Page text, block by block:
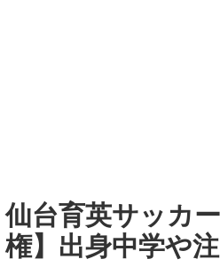
仙台育英サッカ
権】出身中学や